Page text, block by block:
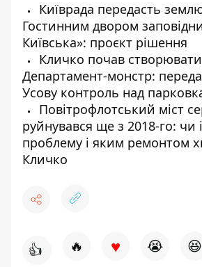
Київрада передасть
Гостинним двором
Київська»: проєкт рішення
Кличко почав створювати
Департамент-монстр:
Усову контроль над
Повітрофлотський міст
руйнувався ще з 2018-го: чи
проблему і яким ремонтом
Кличко
👍 🔥 ♥ 😭 😆